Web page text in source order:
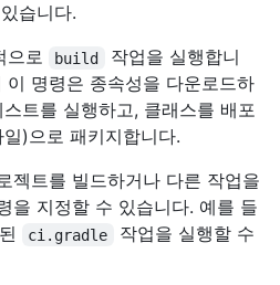
습니다.
으로
build
작업을 실행합니
명령은 종속성을 다운로드하
트를 실행하고, 클래스를 배포
)으로 패키지합니다.
젝트를 빌드하거나 다른 작업을
을 지정할 수 있습니다. 예를 들
ci.gradle
작업을 실행할 수